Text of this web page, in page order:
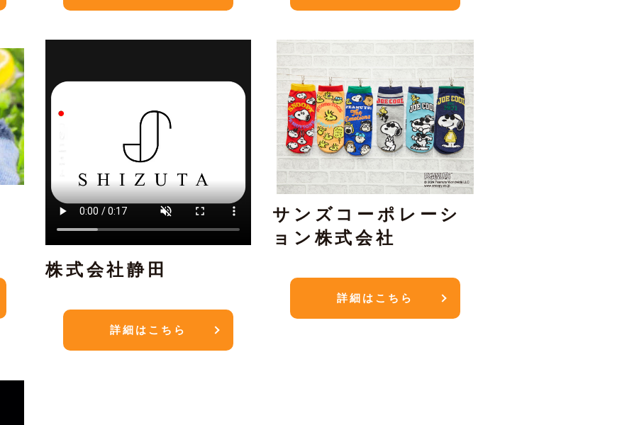
株式会社静田
詳細はこちら
サンズコーポレーシ
ョン株式会社
詳細はこちら